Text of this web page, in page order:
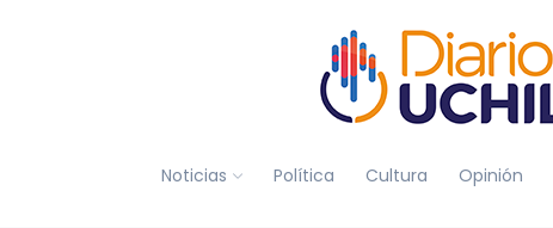
Noticias Política Cultura Opinión